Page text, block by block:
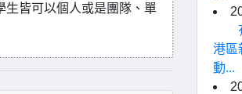
生皆可以個人或是團隊、單
港區
動...